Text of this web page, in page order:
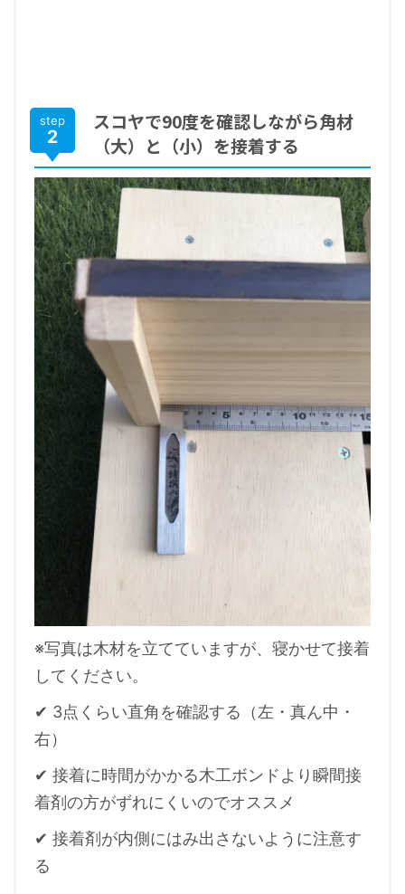
step
2
スコヤで90度を確認しながら角材
（大）と（小）を接着する
※写真は木材を立てていますが、寝かせて接着
してください。
✔ 3点くらい直角を確認する（左・真ん中・
右）
✔ 接着に時間がかかる木工ボンドより瞬間接
着剤の方がずれにくいのでオススメ
✔ 接着剤が内側にはみ出さないように注意す
る